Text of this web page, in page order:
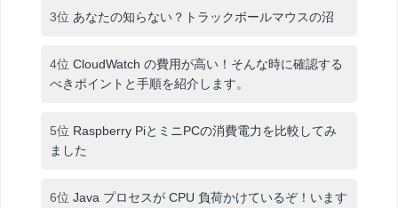
3位 あなたの知らない？トラックボールマウスの沼
4位 CloudWatch の費用が高い！そんな時に確認する
べきポイントと手順を紹介します。
5位 Raspberry PiとミニPCの消費電力を比較してみ
ました
6位 Java プロセスが CPU 負荷かけているぞ！います